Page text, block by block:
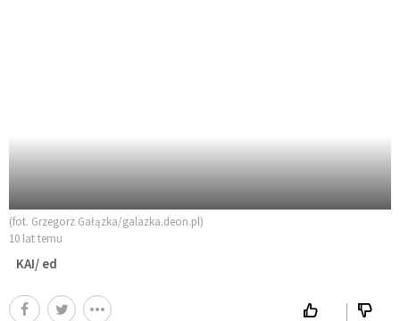
(fot. Grzegorz Gałązka/galazka.deon.pl)
10 lat temu
KAI/ ed